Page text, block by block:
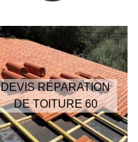
DEVIS RÉPARATION
DE TOITURE 60